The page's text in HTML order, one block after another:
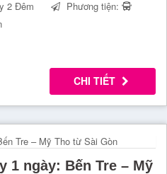
2 Đêm
Phương tiện:
CHI TIẾT
1 ngày: Bến Tre – Mỹ